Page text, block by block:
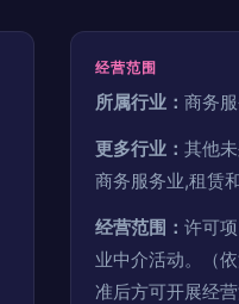
经营范围
所属行业： 商务
更多行业： 其他
商务服务业,租赁
经营范围： 许可
业中介活动。（
准后方可开展经